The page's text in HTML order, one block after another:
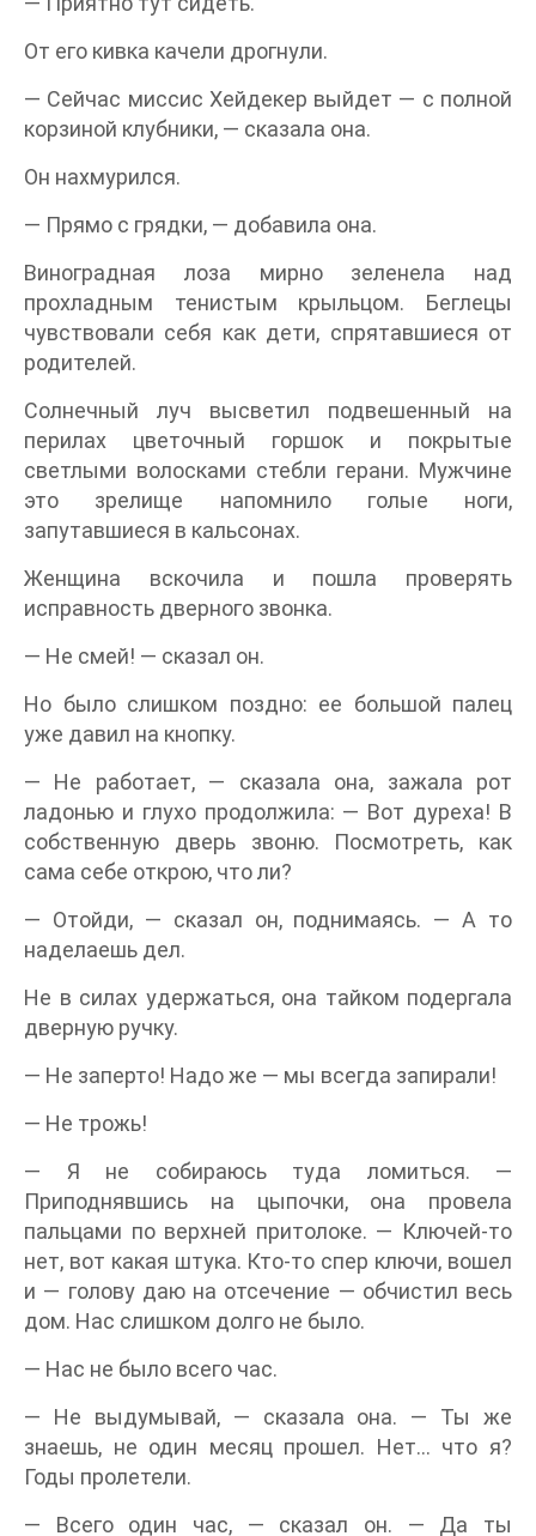
От его кивка качели дрогнули.
— Сейчас миссис Хейдекер выйдет — с полной
корзиной клубники, — сказала она.
Он нахмурился.
— Прямо с грядки, — добавила она.
Виноградная лоза мирно зеленела над
прохладным тенистым крыльцом. Беглецы
чувствовали себя как дети, спрятавшиеся от
родителей.
Солнечный луч высветил подвешенный на
перилах цветочный горшок и покрытые
светлыми волосками стебли герани. Мужчине
это зрелище напомнило голые ноги,
запутавшиеся в кальсонах.
Женщина вскочила и пошла проверять
исправность дверного звонка.
— Не смей! — сказал он.
Но было слишком поздно: ее большой палец
уже давил на кнопку.
— Не работает, — сказала она, зажала рот
ладонью и глухо продолжила: — Вот дуреха! В
собственную дверь звоню. Посмотреть, как
сама себе открою, что ли?
— Отойди, — сказал он, поднимаясь. — А то
наделаешь дел.
Не в силах удержаться, она тайком подергала
дверную ручку.
— Не заперто! Надо же — мы всегда запирали!
— Не трожь!
— Я не собираюсь туда ломиться. —
Приподнявшись на цыпочки, она провела
пальцами по верхней притолоке. — Ключей-то
нет, вот какая штука. Кто-то спер ключи, вошел
и — голову даю на отсечение — обчистил весь
дом. Нас слишком долго не было.
— Нас не было всего час.
— Не выдумывай, — сказала она. — Ты же
знаешь, не один месяц прошел. Нет… что я?
Годы пролетели.
— Всего один час, — сказал он. — Да ты